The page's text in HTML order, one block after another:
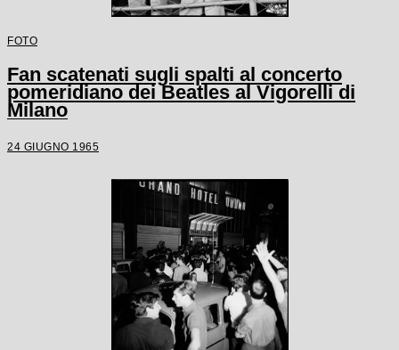
FOTO
Fan scatenati sugli spalti al concerto
pomeridiano dei Beatles al Vigorelli di
Milano
24 GIUGNO 1965